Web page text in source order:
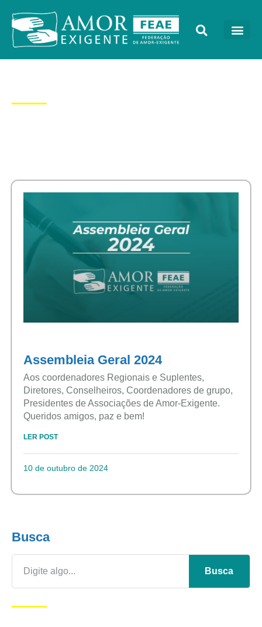
Assembleia Geral 2024
Aos coordenadores Regionais e Suplentes,
Diretores, Conselheiros, Coordenadores de grupo,
Presidentes de Associações de Amor-Exigente.
Queridos amigos, paz e bem!
LER POST
10 de outubro de 2024
Busca
Busca